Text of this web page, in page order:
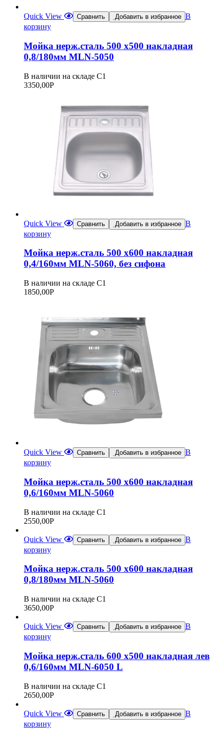
Quick View Сравнить Добавить в избранное В
корзину
Мойка нерж.сталь 500 х500 накладная
0,8/180мм MLN-5050
В наличии на складе С1
3350,00Р
Quick View Сравнить Добавить в избранное В
корзину
Мойка нерж.сталь 500 х600 накладная
0,4/160мм MLN-5060, без сифона
В наличии на складе С1
1850,00Р
Quick View Сравнить Добавить в избранное В
корзину
Мойка нерж.сталь 500 х600 накладная
0,6/160мм MLN-5060
В наличии на складе С1
2550,00Р
Quick View Сравнить Добавить в избранное В
корзину
Мойка нерж.сталь 500 х600 накладная
0,8/180мм MLN-5060
В наличии на складе С1
3650,00Р
Quick View Сравнить Добавить в избранное В
корзину
Мойка нерж.сталь 600 х500 накладная лев
0,6/160мм MLN-6050 L
В наличии на складе С1
2650,00Р
Quick View Сравнить Добавить в избранное В
корзину